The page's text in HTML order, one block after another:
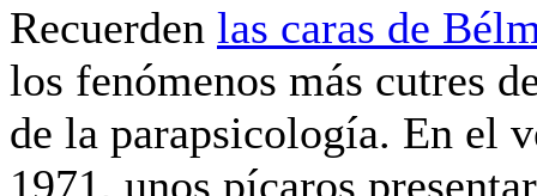
Recuerden las caras de
los fenómenos más cutres
de la parapsicología. En el
1971, unos pícaros